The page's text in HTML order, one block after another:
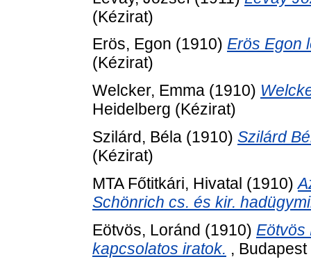
(Kézirat)
Erös, Egon (1910) Erös Egon
(Kézirat)
Welcker, Emma (1910)
Heidelberg (Kézirat)
Szilárd, Béla (1910) Szilárd
(Kézirat)
MTA Főtitkári, Hivatal (1910)
Schönrich cs. és kir.
Eötvös, Loránd (1910) Eötvös
kapcsolatos iratok. ,